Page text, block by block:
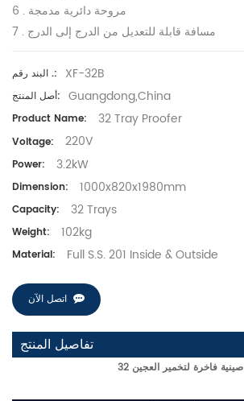
6 . مروحة دائرية مدمجة
7 . مسافة قابلة للتعديل من الدرج إلى الدرج
البند رقم .: XF-32B
أصل المنتج: Guangdong,China
Product Name: 32 Tray Proofer
Voltage: 220V
Power: 3.2kW
Dimension: 1000x820x1980mm
Capacity: 32 Trays
Weight: 102kg
Material: Full S.S. 201 Inside & Outside
اتصل الآن
تفاصيل المنتج
32 صينية فاخرة لتخمير العجين